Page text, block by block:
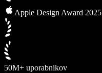
Apple Design Award 2025
50M+ uporabnikov